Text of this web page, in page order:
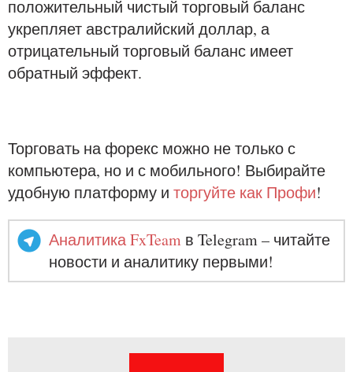
положительный чистый торговый баланс
укрепляет австралийский доллар, а
отрицательный торговый баланс имеет
обратный эффект.
Торговать на форекс можно не только с
компьютера, но и с мобильного! Выбирайте
удобную платформу и торгуйте как Профи!
Аналитика FxTeam в Telegram – читайте
новости и аналитику первыми!